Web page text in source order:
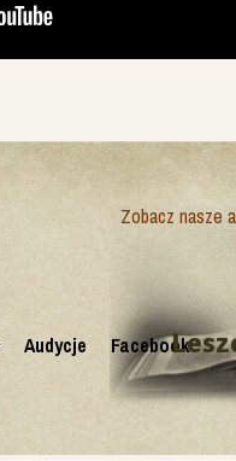
Audycje Facebook
Zobacz nasze